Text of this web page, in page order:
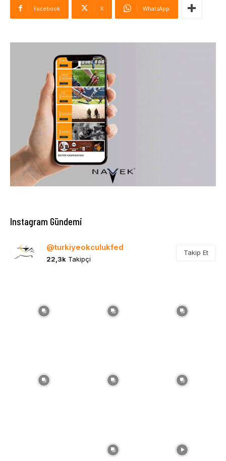
Facebook X WhatsApp
Instagram Gündemi
@turkiyeokculukfed
22,3k Takipçi
Takip Et